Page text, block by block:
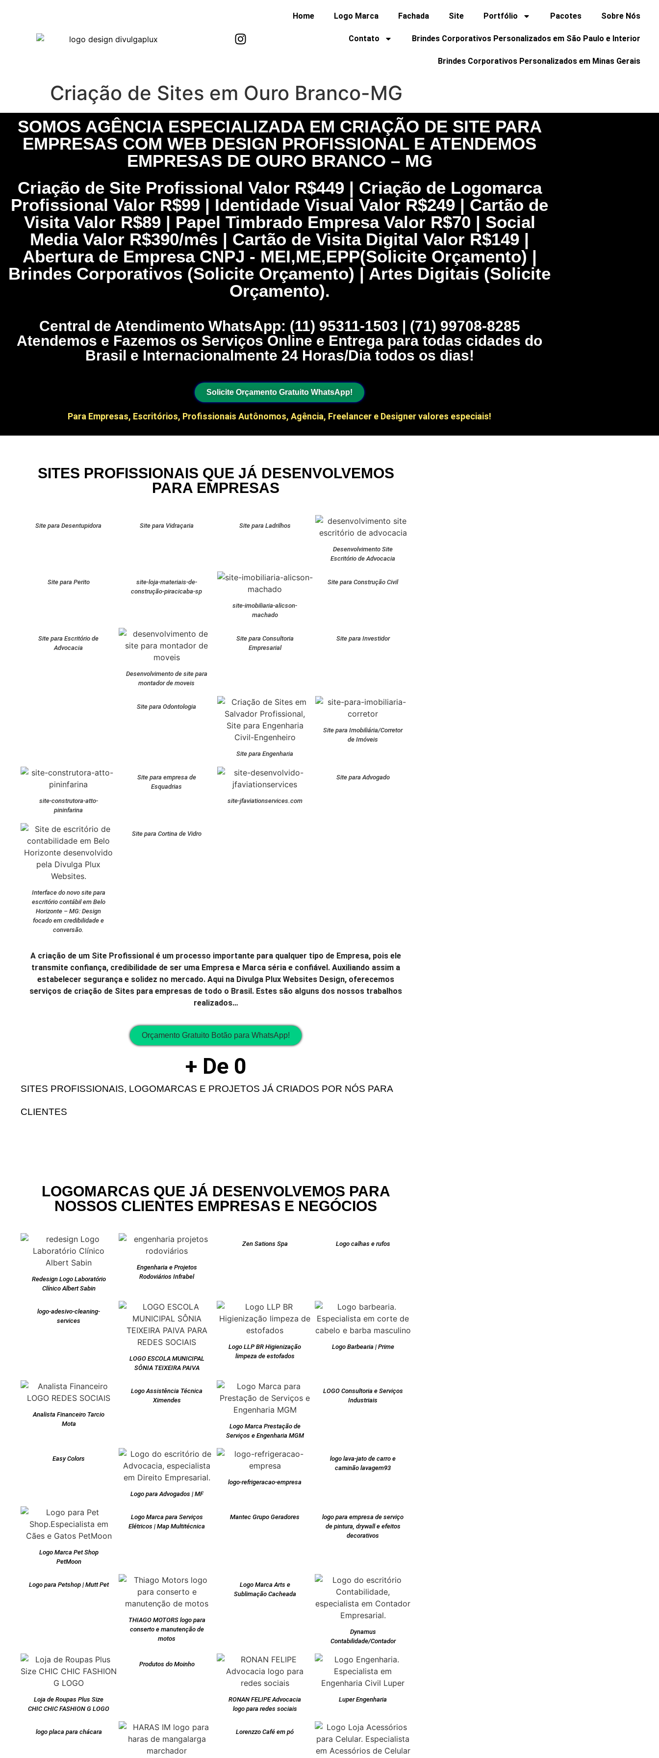
Home Logo Marca Fachada Site Portfólio Pacotes Sobre Nós
Contato Brindes Corporativos Personalizados em São Paulo e Interior
Brindes Corporativos Personalizados em Minas Gerais
Criação de Sites em Ouro Branco-MG
SOMOS AGÊNCIA ESPECIALIZADA EM CRIAÇÃO DE SITE PARA
EMPRESAS COM WEB DESIGN PROFISSIONAL E ATENDEMOS
EMPRESAS DE OURO BRANCO – MG
Criação de Site Profissional Valor R$449 | Criação de Logomarca
Profissional Valor R$99 | Identidade Visual Valor R$249 | Cartão de
Visita Valor R$89 | Papel Timbrado Empresa Valor R$70 | Social
Media Valor R$390/mês | Cartão de Visita Digital Valor R$149 |
Abertura de Empresa CNPJ - MEI,ME,EPP(Solicite Orçamento) |
Brindes Corporativos (Solicite Orçamento) | Artes Digitais (Solicite
Orçamento).
Central de Atendimento WhatsApp: (11) 95311-1503 | (71) 99708-8285
Atendemos e Fazemos os Serviços Online e Entrega para todas cidades do
Brasil e Internacionalmente 24 Horas/Dia todos os dias!
Solicite Orçamento Gratuito WhatsApp!
Para Empresas, Escritórios, Profissionais Autônomos, Agência, Freelancer e Designer valores especiais!
SITES PROFISSIONAIS QUE JÁ DESENVOLVEMOS
PARA EMPRESAS
Site para Desentupidora Site para Vidraçaria Site para Ladrilhos
Desenvolvimento Site
Escritório de Advocacia
Site para Perito
site-loja-materiais-de-
construção-piracicaba-sp
site-imobiliaria-alicson-
machado
Site para Construção Civil
Site para Escritório de
Advocacia
Desenvolvimento de site para
montador de moveis
Site para Consultoria
Empresarial
Site para Investidor
Site para Odontologia
Site para Engenharia
Site para Imobiliária/Corretor
de Imóveis
site-construtora-atto-
pininfarina
Site para empresa de
Esquadrias
site-jfaviationservices.com
Site para Advogado
Interface do novo site para
escritório contábil em Belo
Horizonte – MG: Design
focado em credibilidade e
conversão.
Site para Cortina de Vidro
A criação de um Site Profissional é um processo importante para qualquer tipo de Empresa, pois ele
transmite confiança, credibilidade de ser uma Empresa e Marca séria e confiável. Auxiliando assim a
estabelecer segurança e solidez no mercado. Aqui na Divulga Plux Websites Design, oferecemos
serviços de criação de Sites para empresas de todo o Brasil. Estes são alguns dos nossos trabalhos
realizados…
Orçamento Gratuito Botão para WhatsApp!
SITES PROFISSIONAIS, LOGOMARCAS E PROJETOS JÁ CRIADOS POR NÓS PARA
CLIENTES
+ De 0
LOGOMARCAS QUE JÁ DESENVOLVEMOS PARA
NOSSOS CLIENTES EMPRESAS E NEGÓCIOS
Redesign Logo Laboratório
Clínico Albert Sabin
Engenharia e Projetos
Rodoviários Infrabel
Zen Sations Spa Logo calhas e rufos
logo-adesivo-cleaning-
services
LOGO ESCOLA MUNICIPAL
SÔNIA TEIXEIRA PAIVA
Logo LLP BR Higienização
limpeza de estofados
Logo Barbearia | Prime
Analista Financeiro Tarcio
Mota
Logo Assistência Técnica
Ximendes
Logo Marca Prestação de
Serviços e Engenharia MGM
LOGO Consultoria e Serviços
Industriais
Easy Colors
Logo para Advogados | MF
logo-refrigeracao-empresa
logo lava-jato de carro e
caminão lavagem93
Logo Marca Pet Shop
PetMoon
Logo Marca para Serviços
Elétricos | Map Multitécnica
Mantec Grupo Geradores
logo para empresa de serviço
de pintura, drywall e efeitos
decorativos
Logo para Petshop | Mutt Pet
THIAGO MOTORS logo para
conserto e manutenção de
motos
Logo Marca Arts e
Sublimação Cacheada
Dynamus
Contabilidade/Contador
Loja de Roupas Plus Size
CHIC CHIC FASHION G LOGO
Produtos do Moinho
RONAN FELIPE Advocacia
logo para redes sociais
Luper Engenharia
logo placa para chácara Lorenzzo Café em pó